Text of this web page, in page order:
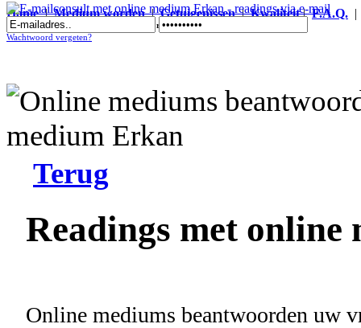
Home|Medium worden|Getuigenissen|Kwaliteit|F.A.Q.
E-mailconsult met online medium Erkan - readings via e-mail
Wachtwoord vergeten?
Terug
Readings met
Online mediums beantwoorden uw